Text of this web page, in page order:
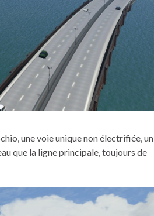
une voie unique non électrifiée, un
que la ligne principale, toujours de